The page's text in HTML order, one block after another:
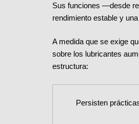
Sus funciones —desde
rendimiento estable y
A medida que se exige
sobre los lubricantes
estructura:
Persisten